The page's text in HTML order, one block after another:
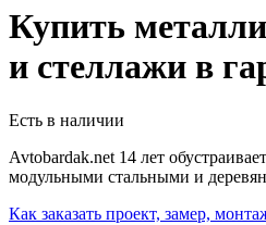
Купить
и стеллажи в
Есть в наличии
Avtobardak.net 14 лет
модульными стальными и
Как заказать проект, замер,